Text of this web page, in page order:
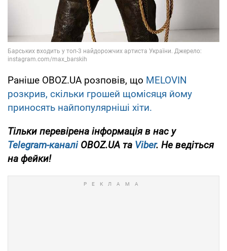
Раніше OBOZ.UA розповів, що MELOVIN
розкрив, скільки грошей щомісяця йому
приносять найпопулярніші хіти.
Тільки перевірена інформація в нас у
Telegram-каналіOBOZ.UA та Viber. Не ведіться
на фейки!